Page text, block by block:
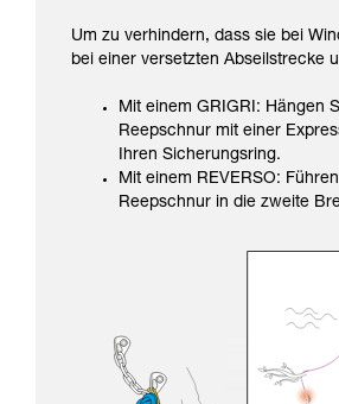
Um zu verhindern, dass sie bei
bei einer versetzten Abseilstrecke
Mit einem GRIGRI: Hängen
Reepschnur mit einer
Ihren Sicherungsring.
Mit einem REVERSO:
Reepschnur in die zweite